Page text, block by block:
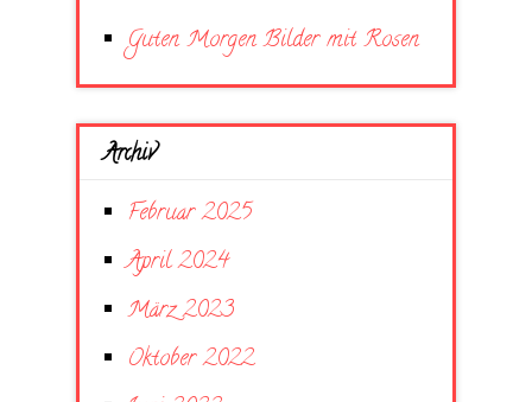
Guten Morgen Bilder mit Rosen
Archiv
Februar 2025
April 2024
März 2023
Oktober 2022